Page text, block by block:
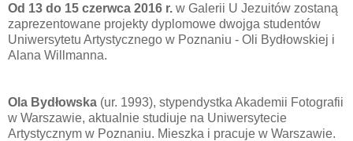
Od 13 do 15 czerwca 2016 r. w Galerii U Jezuitów zostaną
zaprezentowane projekty dyplomowe dwojga studentów
Uniwersytetu Artystycznego w Poznaniu - Oli Bydłowskiej i
Alana Willmanna.
Ola Bydłowska (ur. 1993), stypendystka Akademii Fotografii
w Warszawie, aktualnie studiuje na Uniwersytecie
Artystycznym w Poznaniu. Mieszka i pracuje w Warszawie.